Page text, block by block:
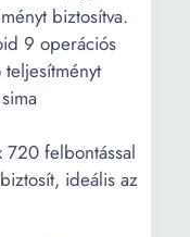
biztosítva.
9 operációs
felbontással
ideális az